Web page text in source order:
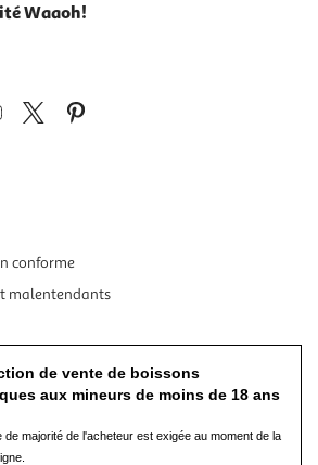
Waaoh!
conforme
malentendants
de vente de boissons
aux mineurs de moins de 18 ans
de majorité de l'acheteur est exigée au moment de la